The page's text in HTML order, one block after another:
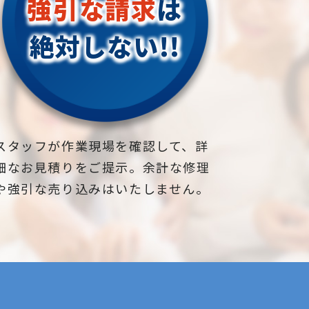
強引な請求は
絶対しない!!
タッフが作業現場を確認して、詳
なお見積りをご提示。余計な修理
強引な売り込みはいたしません。